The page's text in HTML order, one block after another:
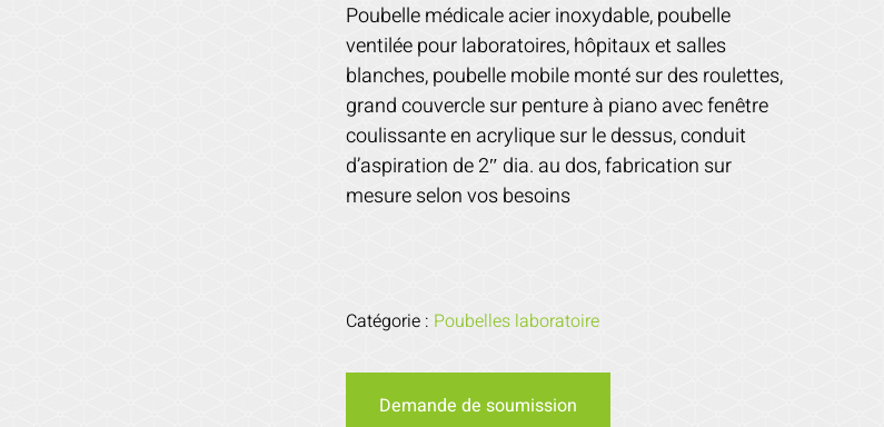
Poubelle médicale acier inoxydable, poubelle
ventilée pour laboratoires, hôpitaux et salles
blanches, poubelle mobile monté sur des roulettes,
grand couvercle sur penture à piano avec fenêtre
coulissante en acrylique sur le dessus, conduit
d’aspiration de 2″ dia. au dos, fabrication sur
mesure selon vos besoins
Catégorie : Poubelles laboratoire
Demande de soumission